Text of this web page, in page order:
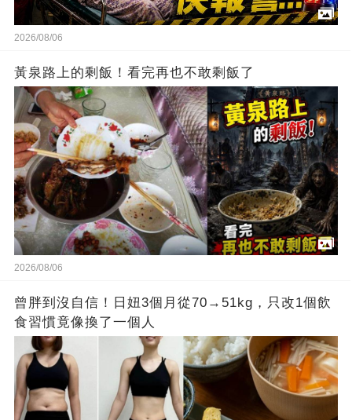
2026/08/06
黃泉路上的剩飯！看完再也不敢剩飯了
2026/08/06
曾胖到沒自信！日妞3個月從70→51kg，只改1個飲
食習慣竟像換了一個人